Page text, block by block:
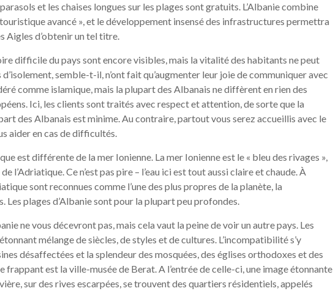
et les chaises longues sur les plages sont gratuits. L’Albanie combine
touristique avancé », et le développement insensé des infrastructures permettra
Aigles d’obtenir un tel titre.
difficile du pays sont encore visibles, mais la vitalité des habitants ne peut
d’isolement, semble-t-il, n’ont fait qu’augmenter leur joie de communiquer avec
comme islamique, mais la plupart des Albanais ne diffèrent en rien des
Ici, les clients sont traités avec respect et attention, de sorte que la
des Albanais est minime. Au contraire, partout vous serez accueillis avec le
aider en cas de difficultés.
est différente de la mer Ionienne. La mer Ionienne est le « bleu des rivages »,
l’Adriatique. Ce n’est pas pire – l’eau ici est tout aussi claire et chaude. À
sont reconnues comme l’une des plus propres de la planète, la
Les plages d’Albanie sont pour la plupart peu profondes.
ne vous décevront pas, mais cela vaut la peine de voir un autre pays. Les
mélange de siècles, de styles et de cultures. L’incompatibilité s’y
désaffectées et la splendeur des mosquées, des églises orthodoxes et des
frappant est la ville-musée de Berat. A l’entrée de celle-ci, une image étonnante
sur des rives escarpées, se trouvent des quartiers résidentiels, appelés